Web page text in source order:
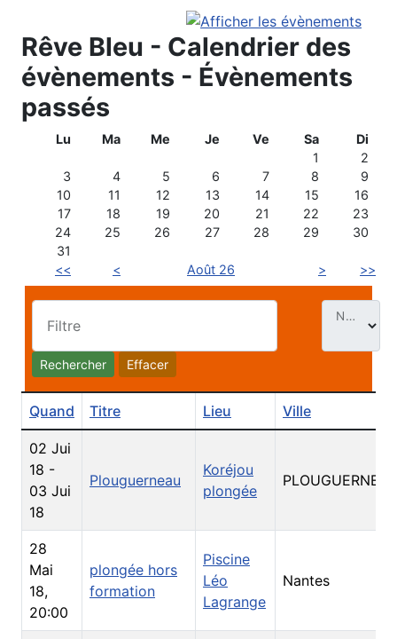
Rêve Bleu - Calendrier des
évènements - Évènements
passés
Lu Ma Me Je Ve Sa
Di
1
2
3
4 5 6 7 8
9
10
11 12 13 14 15
16
17
18 19 20 21 22
23
24
25 26 27 28 29
30
31
<<
< Août 26 > >>
Filtre
Rechercher Effacer
Nb. Évt par page
Quand Titre Lieu Ville
02 Jui
18 -
03 Jui
18
Plouguerneau
Koréjou
plongée
28
Mai
18,
20:00
plongée hors
formation
Piscine
Léo
Lagrange
Nantes